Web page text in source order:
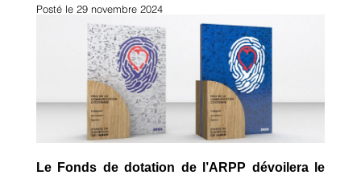
Posté le 29 novembre 2024
Le Fonds de dotation de l’ARPP dévoilera le